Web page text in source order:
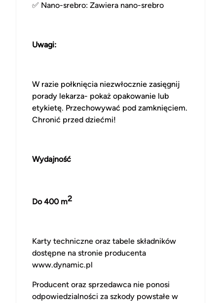
✅ Nano-srebro: Zawiera nano-srebro
Uwagi:
W razie połknięcia niezwłocznie zasięgnij
porady lekarza- pokaż opakowanie lub
etykietę. Przechowywać pod zamknięciem.
Chronić przed dziećmi!
Wydajność
Do 400 m2
Karty techniczne oraz tabele składników
dostępne na stronie producenta
www.dynamic.pl
Producent oraz sprzedawca nie ponosi
odpowiedzialności za szkody powstałe w